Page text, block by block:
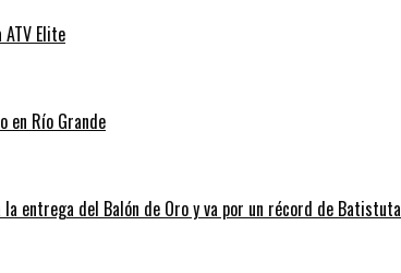
Elite
en Río Grande
entrega del Balón de Oro y va por un récord de Batistuta